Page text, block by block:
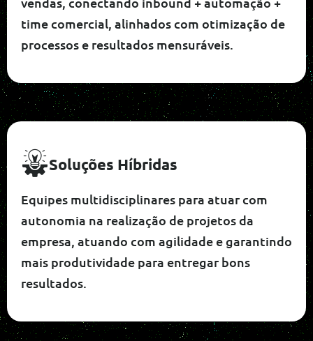
time comercial, alinhados com otimização de
processos e resultados mensuráveis.
Soluções Híbridas
Equipes multidisciplinares para atuar com
autonomia na realização de projetos da
empresa, atuando com agilidade e garantindo
mais produtividade para entregar bons
resultados.